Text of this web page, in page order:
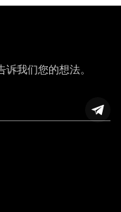
我们您的想法。